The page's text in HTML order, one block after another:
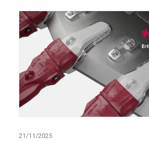
21/11/2025